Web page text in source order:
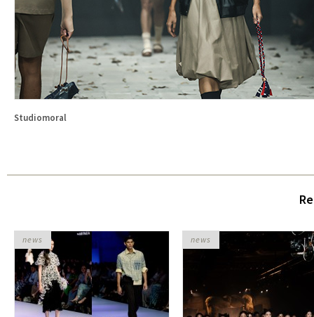
Studiomoral
news news